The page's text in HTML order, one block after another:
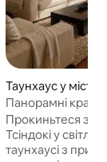
Таунхаус у місті
Панорамні
Сан-Себастьяна
Прокиньтеся з
Тсіндокі у
таунхаусі з